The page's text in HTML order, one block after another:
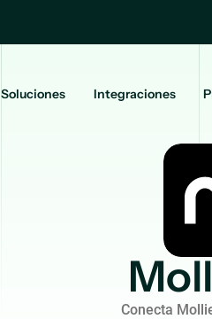
Soluciones Integraciones
Conecta